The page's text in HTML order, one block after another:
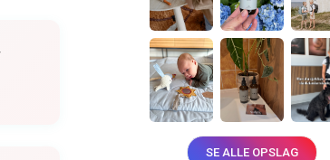
SE ALLE OPSLAG